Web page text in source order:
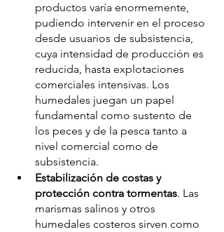
productos varía enormemente,
pudiendo intervenir en el proceso
desde usuarios de subsistencia,
cuya intensidad de producción es
reducida, hasta explotaciones
comerciales intensivas. Los
humedales juegan un papel
fundamental como sustento de
los peces y de la pesca tanto a
nivel comercial como de
subsistencia.
Estabilización de costas y
protección contra tormentas. Las
marismas salinos y otros
humedales costeros sirven como